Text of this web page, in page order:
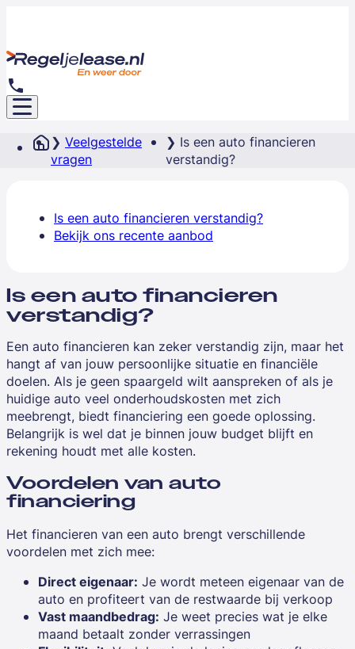
Veelgestelde
vragen
Is een auto financieren
verstandig?
Is een auto financieren verstandig?
Bekijk ons recente aanbod
Is een auto financieren
verstandig?
Een auto financieren kan zeker verstandig zijn, maar het
hangt af van jouw persoonlijke situatie en financiële
doelen. Als je geen spaargeld wilt aanspreken of als je
huidige auto veel onderhoudskosten met zich
meebrengt, biedt financiering een goede oplossing.
Belangrijk is wel dat je binnen jouw budget blijft en
rekening houdt met alle kosten.
Voordelen van auto
financiering
Het financieren van een auto brengt verschillende
voordelen met zich mee:
Direct eigenaar: Je wordt meteen eigenaar van de
auto en profiteert van de restwaarde bij verkoop
Vast maandbedrag: Je weet precies wat je elke
maand betaalt zonder verrassingen